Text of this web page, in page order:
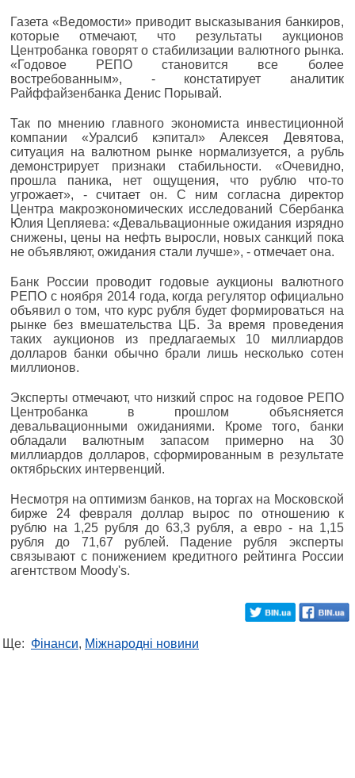
Газета «Ведомости» приводит высказывания банкиров,
которые отмечают, что результаты аукционов
Центробанка говорят о стабилизации валютного рынка.
«Годовое РЕПО становится все более
востребованным», - констатирует аналитик
Райффайзенбанка Денис Порывай.
Так по мнению главного экономиста инвестиционной
компании «Уралсиб кэпитал» Алексея Девятова,
ситуация на валютном рынке нормализуется, а рубль
демонстрирует признаки стабильности. «Очевидно,
прошла паника, нет ощущения, что рублю что-то
угрожает», - считает он. С ним согласна директор
Центра макроэкономических исследований Сбербанка
Юлия Цепляева: «Девальвационные ожидания изрядно
снижены, цены на нефть выросли, новых санкций пока
не объявляют, ожидания стали лучше», - отмечает она.
Банк России проводит годовые аукционы валютного
РЕПО с ноября 2014 года, когда регулятор официально
объявил о том, что курс рубля будет формироваться на
рынке без вмешательства ЦБ. За время проведения
таких аукционов из предлагаемых 10 миллиардов
долларов банки обычно брали лишь несколько сотен
миллионов.
Эксперты отмечают, что низкий спрос на годовое РЕПО
Центробанка в прошлом объясняется
девальвационными ожиданиями. Кроме того, банки
обладали валютным запасом примерно на 30
миллиардов долларов, сформированным в результате
октябрьских интервенций.
Несмотря на оптимизм банков, на торгах на Московской
бирже 24 февраля доллар вырос по отношению к
рублю на 1,25 рубля до 63,3 рубля, а евро - на 1,15
рубля до 71,67 рублей. Падение рубля эксперты
связывают с понижением кредитного рейтинга России
агентством Moody's.
Ще: Фінанси, Міжнародні новини